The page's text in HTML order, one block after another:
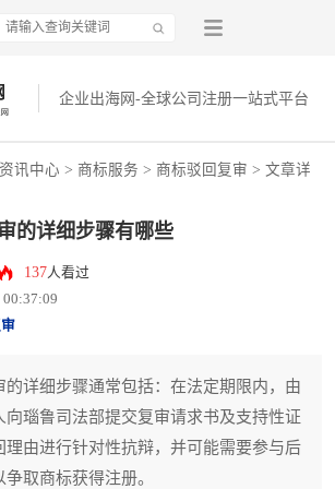
企业出海网-全球公司注册一站式平台
资讯中心 > 商标服务 > 商标驳回复审 > 文章详
的详细步骤有哪些
137人看过
的详细步骤通常包括：在法定期限内，由
向瑙鲁司法部提交复审请求书及支持性证
理由进行针对性抗辩，并可能需要参与后
取商标获得注册。